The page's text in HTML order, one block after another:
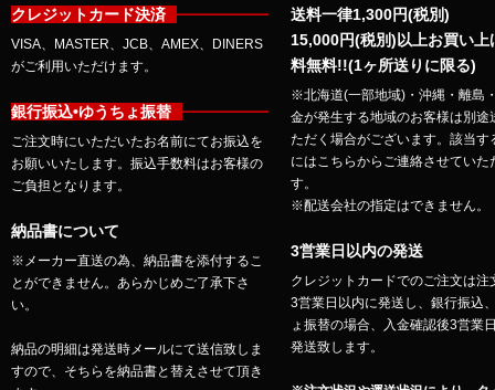
クレジットカード決済
VISA、MASTER、JCB、AMEX、DINERS
がご利用いただけます。
銀行振込•ゆうちょ振替
ご注文時にいただいたお名前にてお振込を
お願いいたします。振込手数料はお客様の
ご負担となります。
納品書について
※メーカー直送の為、納品書を添付するこ
とができません。あらかじめご了承下さ
い。
納品の明細は発送時メールにて送信致しま
すので、そちらを納品書と替えさせて頂き
送料一律1,300円(税別)
15,000円(税別)以上お買い上
料無料!!(1ヶ所送りに限る)
※北海道(一部地域)・沖縄・離島
金が発生する地域のお客様は別途
ただく場合がございます。該当す
にはこちらからご連絡させていた
す。
※配送会社の指定はできません。
3営業日以内の発送
クレジットカードでのご注文は注
3営業日以内に発送し、銀行振込
ょ振替の場合、入金確認後3営業
発送致します。